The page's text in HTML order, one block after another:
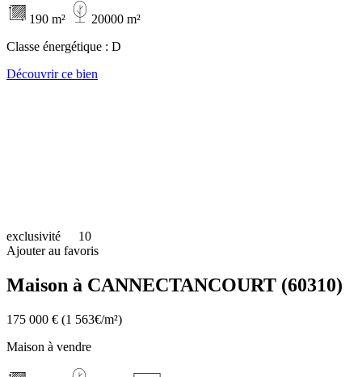
190 m²
20000 m²
Classe énergétique : D
Découvrir ce bien
exclusivité
10
Ajouter au favoris
Maison à CANNECTANCOURT (60310)
175 000 € (1 563€/m²)
Maison à vendre